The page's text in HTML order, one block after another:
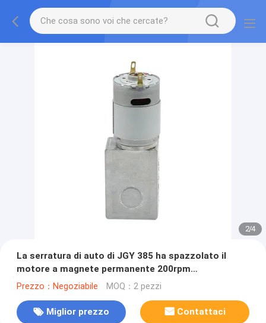
2/4
La serratura di auto di JGY 385 ha spazzolato il
motore a magnete permanente 200rpm
dell'ingranaggio per la Tabella girante
Prezzo：Negoziabile MOQ：2 pezzi
Miglior prezzo Contattaci